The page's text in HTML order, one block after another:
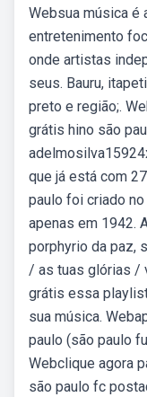
Websua música é
entretenimento
onde artistas
seus. Bauru,
preto e região;.
grátis hino são
que já está com
paulo foi criado
apenas em 1942.
porphyrio da paz,
/ as tuas glórias /
grátis essa
sua música.
paulo (são paulo
Webclique agora
são paulo fc